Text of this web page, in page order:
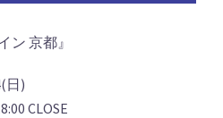
ン 京都』
日)
CLOSE